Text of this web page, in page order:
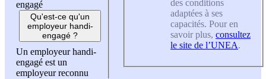
engagé
Qu'est-ce qu'un
employeur handi-
engagé ?
Un employeur handi-
engagé est un
employeur reconnu
des conditions
adaptées à ses
capacités. Pour en
savoir plus, consultez
le site de l’UNEA.